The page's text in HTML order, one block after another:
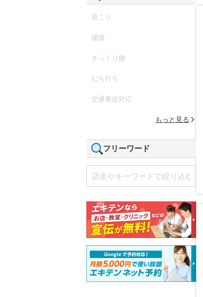
肩こり
腰痛
ぎっくり腰
むち打ち
交通事故対応
もっと見る
フリーワード